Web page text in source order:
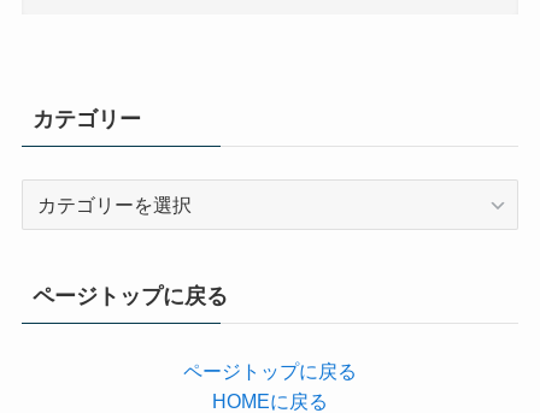
カテゴリー
ページトップに戻る
ページトップに戻る
HOMEに戻る